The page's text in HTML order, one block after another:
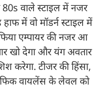
80s वाले स्टाइल में नजर
में वो मॉडर्न स्टाइल में
एम्पायर की नजर आ
खो देगा और यंग अवतार
करेगा. टीजर की हिंसा,
वायलेंस के लेवल को